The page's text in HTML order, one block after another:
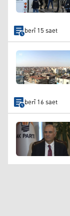
berî 15 saet
berî 16 saet